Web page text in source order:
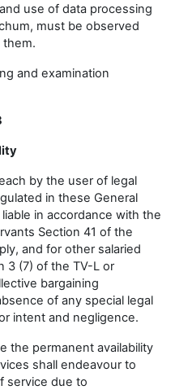
use of data processing
must be observed
them.
and examination
by the user of legal
in these General
in accordance with the
Section 41 of the
and for other salaried
3 (7) of the TV-L or
bargaining
of any special legal
intent and negligence.
the permanent availability
shall endeavour to
service due to